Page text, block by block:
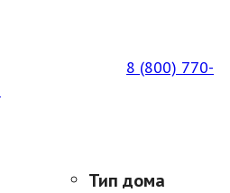
8 (800) 770-
Тип дома